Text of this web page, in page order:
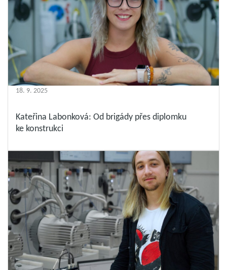
18. 9. 2025
Kateřina Labonková: Od brigády přes diplomku
ke konstrukci